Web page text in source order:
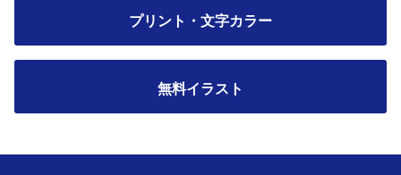
プリント・文字カラー
無料イラスト